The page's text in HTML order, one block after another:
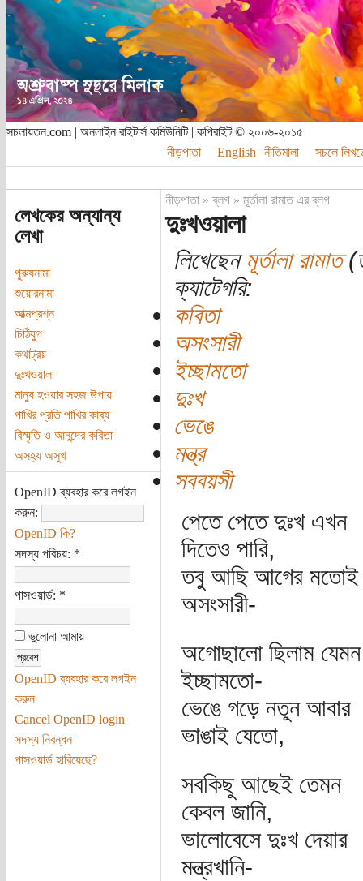
সচলায়তন.com | অনলাইন রাইটার্স কমিউনিটি | কপিরাইট © ২০০৬-২০১৫
নীড়পাতা
English নীতিমালা সচলে
লেখকের অন্যান্য
লেখা
পুরুষনামা
শুয়োরনামা
আত্মপ্রশ্ন
চিঠিযুগ
কথাট্রয়
দুঃখওয়ালা
মানুষ হওয়ার সহজ উপায়
পাখির প্রতি পাখির কাব্য
বিস্মৃতি ও আনন্দের কবিতা
অসহ্য অসুখ
OpenID ব্যবহার করে লগইন
করুন:
OpenID কি?
সদস্য পরিচয়: *
পাসওয়ার্ড: *
ভুলোনা আমায়
OpenID ব্যবহার করে লগইন
করুন
Cancel OpenID login
সদস্য নিবন্ধন
পাসওয়ার্ড হারিয়েছে?
নীড়পাতা»ব্লগ» মূর্তালা রামাত এর ব্লগ
দুঃখওয়ালা
লিখেছেনমূর্তালা রামাত
ক্যাটেগরি:
কবিতা
অসংসারী
ইচ্ছামতো
দুঃখ
ভেঙে
মন্ত্র
সববয়সী
পেতে পেতে দুঃখ এখন
দিতেও পারি,
তবু আছি আগের মতোই
অসংসারী-
অগোছালো ছিলাম যেমন
ইচ্ছামতো-
ভেঙে গড়ে নতুন আবার
ভাঙাই যেতো,
সবকিছু আছেই তেমন
কেবল জানি,
ভালোবেসে দুঃখ দেয়ার
মন্ত্রখানি-